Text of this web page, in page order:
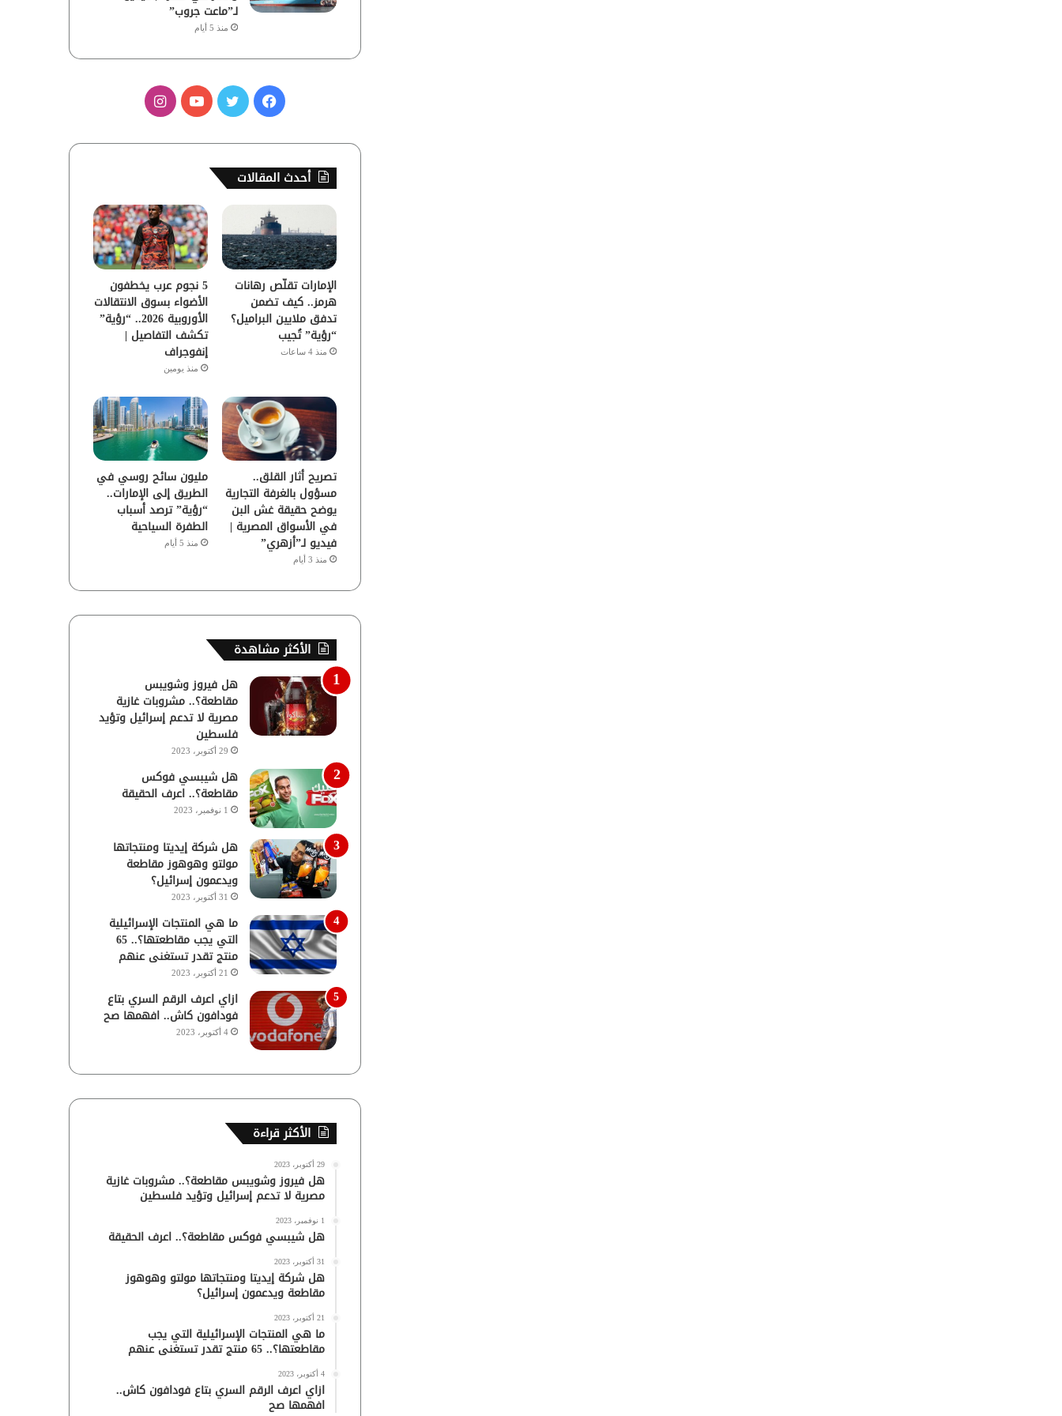
لـ”ماعت جروب”
منذ 5 أيام
ف
س
و
ك
ي
و
ب
ا
ق
ر
ا
م
أحدث المقالات
الإمارات تقلّص رهانات
هرمز.. كيف تضمن
تدفق ملايين البراميل؟
“رؤية” تُجيب
منذ 4 ساعات
5 نجوم عرب يخطفون
الأضواء بسوق الانتقالات
الأوروبية 2026.. “رؤية”
تكشف التفاصيل |
إنفوجراف
منذ يومين
تصريح أثار القلق..
مسؤول بالغرفة التجارية
يوضح حقيقة غش البن
في الأسواق المصرية |
فيديو لـ”أزهري”
منذ 3 أيام
مليون سائح روسي في
الطريق إلى الإمارات..
“رؤية” ترصد أسباب
الطفرة السياحية
منذ 5 أيام
الأكثر مشاهدة
هل فيروز وشويبس
مقاطعة؟.. مشروبات غازية
مصرية لا تدعم إسرائيل وتؤيد
فلسطين
29 أكتوبر، 2023
هل شيبسي فوكس
مقاطعة؟.. اعرف الحقيقة
1 نوفمبر، 2023
هل شركة إيديتا ومنتجاتها
مولتو وهوهوز مقاطعة
ويدعمون إسرائيل؟
31 أكتوبر، 2023
ما هي المنتجات الإسرائيلية
التي يجب مقاطعتها؟.. 65
منتج تقدر تستغنى عنهم
21 أكتوبر، 2023
ازاي اعرف الرقم السري بتاع
فودافون كاش.. افهمها صح
4 أكتوبر، 2023
الأكثر قراءة
29 أكتوبر، 2023
هل فيروز وشويبس مقاطعة؟.. مشروبات غازية
مصرية لا تدعم إسرائيل وتؤيد فلسطين
1 نوفمبر، 2023
هل شيبسي فوكس مقاطعة؟.. اعرف الحقيقة
31 أكتوبر، 2023
هل شركة إيديتا ومنتجاتها مولتو وهوهوز
مقاطعة ويدعمون إسرائيل؟
21 أكتوبر، 2023
ما هي المنتجات الإسرائيلية التي يجب
مقاطعتها؟.. 65 منتج تقدر تستغنى عنهم
4 أكتوبر، 2023
ازاي اعرف الرقم السري بتاع فودافون كاش..
افهمها صح